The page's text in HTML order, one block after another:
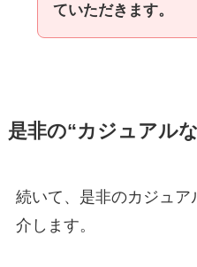
ていただきます。
是非の“カジュアル
続いて、是非のカジュ
介します。